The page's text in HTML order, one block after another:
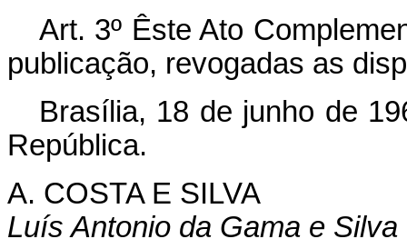
Art. 3º Êste Ato
pu­blicação, revogadas as
Brasília, 18 de junho de
República.
A. COSTA E SILVA
Luís Antonio da Gama e Silva